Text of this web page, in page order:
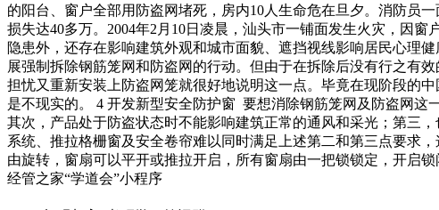
的阳台、窗户全部用防盗网堵死，房内10人生命危在旦夕。消防员
损失达40多万。2004年2月10日凌晨，汕头市一铺面发生火灾，因
隐患外，还存在影响建筑外观和城市面貌、遮挡视线影响居民心理
展强制拆除钢筋笼网和防盗网的行动。但由于在拆除后没有行之有
担忧又重新安装上防盗网笼就很好地说明这一点。毕竟在现阶段的
是不现实的。 4 开发新型安全防护窗 要想消除钢筋笼网及防盗网这
其次，产品处于防盗状态时不能影响建筑正常的通风和采光；第三
系统、推拉格栅窗及安全卷帘难以同时满足上述第二和第三点要求
由旋转，窗扇可以平开或推拉开启，所有窗扇由一把锁锁定，开启
经管之家“学道会”小程序